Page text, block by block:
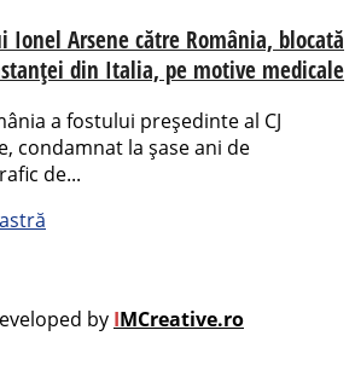
Ionel Arsene către România, blocată
din Italia, pe motive medicale
a fostului președinte al CJ
condamnat la șase ani de
de...
by IMCreative.ro